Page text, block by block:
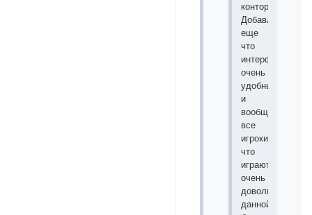
конторой.
Добавлю
еще
что
интерфейс
очень
удобный
и
вообще
все
игроки
что
играют
очень
довольны
данной